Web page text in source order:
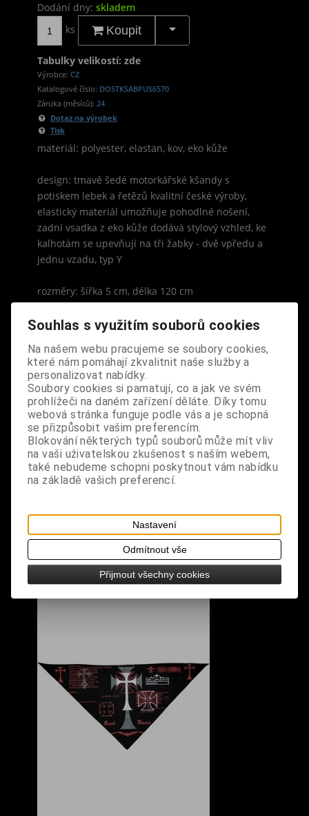
Dodání dny: skladem
ks
Koupit
Tabulky velikostí: zde
Výrobce: CZ
Katalogové číslo: DOSTKSABPUS6570
Záruka (měsíců): 24
Dotaz na výrobek
Tisk
materiál: polyester, elastan, kov, eko kůže
design: tmavě šedé motorkářské kšandy s
potiskem lebek a řetězů kvalitní české výroby,
elastický materiál umožňuje pohodlné nošení,
zadní vsadka z eko kůže dodává stylový vzhled, ke
kalhotám se upevňují na tři žabky - dvě vpředu a
jednu vzadu, typ Y
rozměry: šířka 5 cm, délka 120 cm
S výrobkem se také prodává
Souhlas s využitím souborů cookies
Na našem webu pracujeme se soubory cookies,
které nám pomáhají zkvalitnit naše služby a
personalizovat nabídky.
Soubory cookies si pamatují, co a jak ve svém
prohlížeči na daném zařízení děláte. Díky tomu
webová stránka funguje podle vás a je schopná
se přizpůsobit vašim preferencím.
Blokování některých typů souborů může mít vliv
na vaši uživatelskou zkušenost s naším webem,
také nebudeme schopni poskytnout vám nabídku
na základě vašich preferencí.
Nastavení
Odmítnout vše
Přijmout všechny cookies